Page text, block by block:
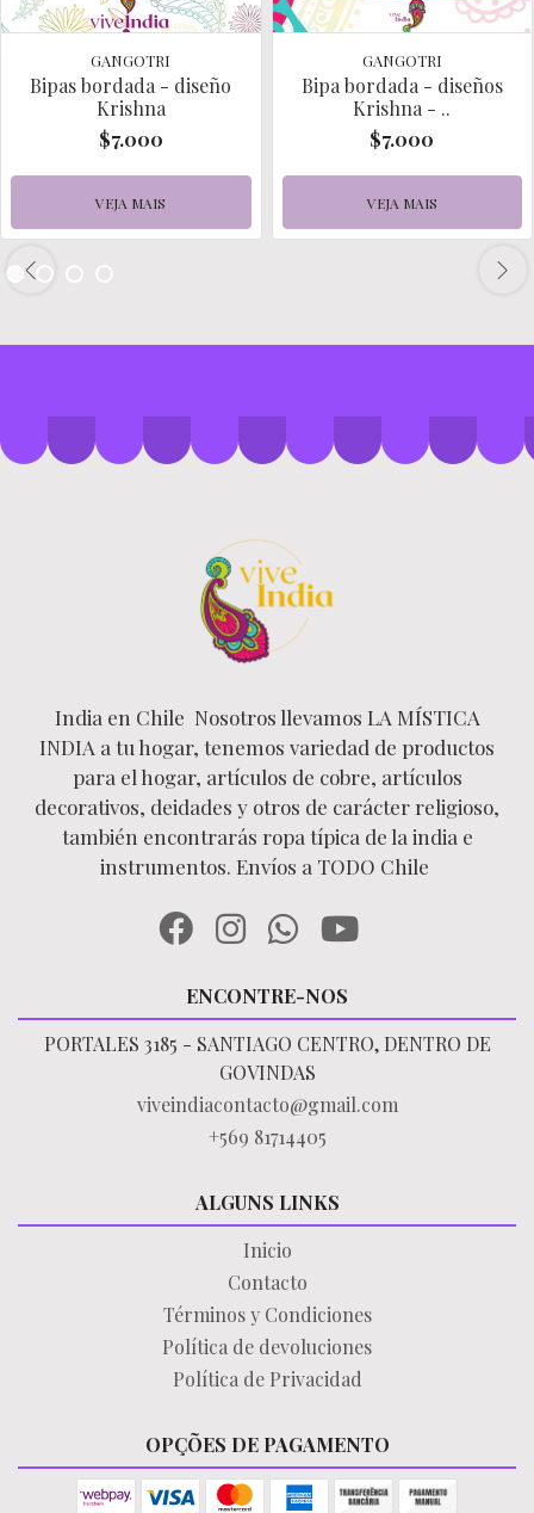
GANGOTRI
Bipas bordada - diseño
Krishna
$7.000
VEJA MAIS
GANGOTRI
Bipa bordada - diseños
Krishna - ..
$7.000
VEJA MAIS
India en Chile Nosotros llevamos LA MÍSTICA
INDIA a tu hogar, tenemos variedad de productos
para el hogar, artículos de cobre, artículos
decorativos, deidades y otros de carácter religioso,
también encontrarás ropa típica de la india e
instrumentos. Envíos a TODO Chile
ENCONTRE-NOS
PORTALES 3185 - SANTIAGO CENTRO, DENTRO DE
GOVINDAS
viveindiacontacto@gmail.com
+569 81714405
ALGUNS LINKS
Inicio
Contacto
Términos y Condiciones
Política de devoluciones
Política de Privacidad
OPÇÕES DE PAGAMENTO